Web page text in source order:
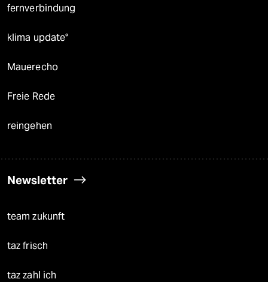
fernverbindung
klima update°
Mauerecho
Freie Rede
reingehen
Newsletter
team zukunft
taz frisch
taz zahl ich